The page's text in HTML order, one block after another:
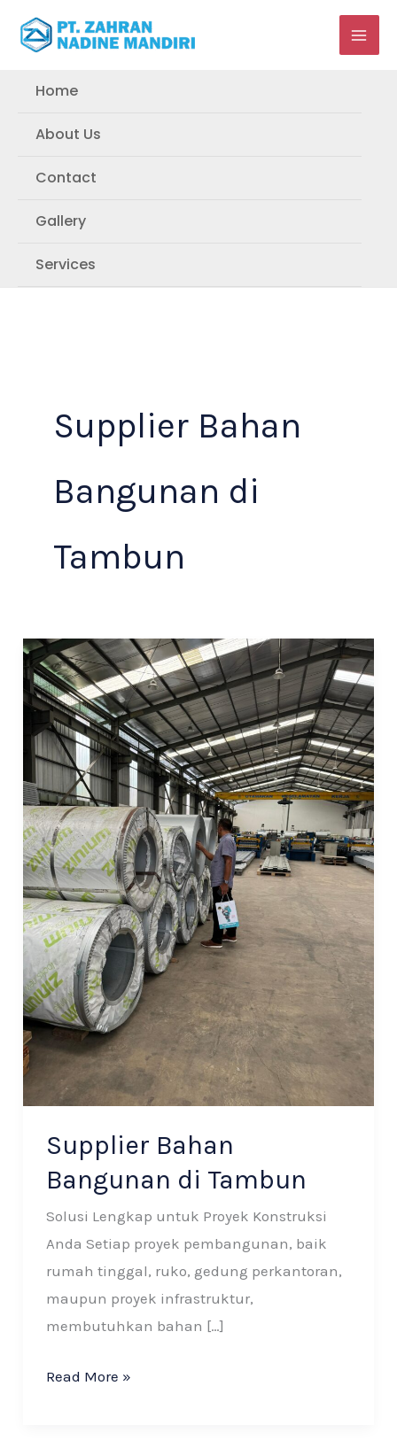
Home
About Us
Contact
Gallery
Services
Supplier Bahan
Bangunan di
Tambun
Supplier Bahan
Bangunan di Tambun
Solusi Lengkap untuk Proyek Konstruksi
Anda Setiap proyek pembangunan, baik
rumah tinggal, ruko, gedung perkantoran,
maupun proyek infrastruktur,
membutuhkan bahan […]
Supplier
Bahan
Bangunan
di
Tambun
Read More »